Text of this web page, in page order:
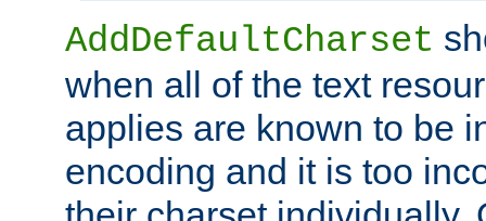
AddDefaultCharset
when all of the text
applies are known to be
encoding and it is too